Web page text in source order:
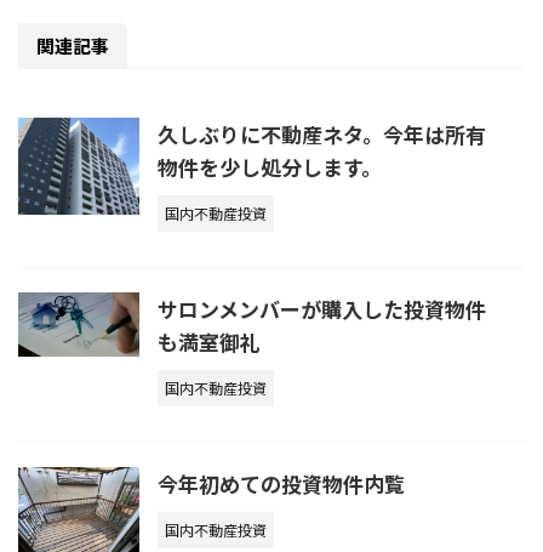
関連記事
久しぶりに不動産ネタ。今年は所有
物件を少し処分します。
国内不動産投資
サロンメンバーが購入した投資物件
も満室御礼
国内不動産投資
今年初めての投資物件内覧
国内不動産投資